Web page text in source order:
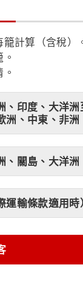
籠計算（含稅）
、印度、大洋洲
洲、中東、非洲
、關島、大洋洲
運輸條款適用時